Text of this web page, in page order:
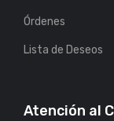
Órdenes
Lista de Deseos
Atención al